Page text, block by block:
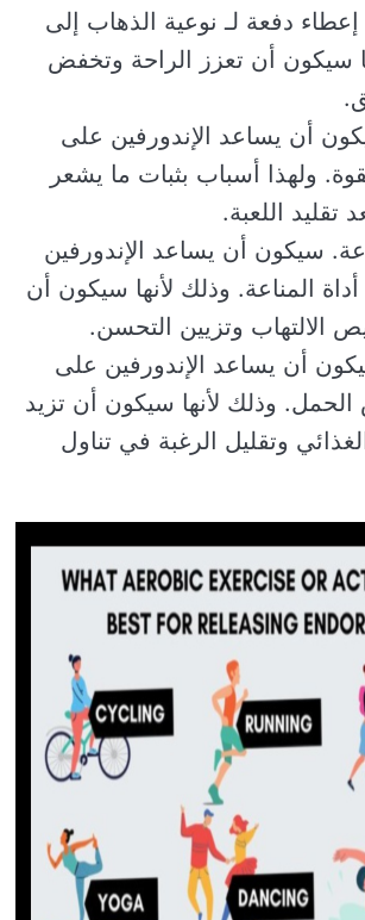
دفعة لـ نوعية الذهاب إلى
سيكون أن تعزز الراحة وتخفض
أن يساعد الإندورفين على
ولهذا أسباب بثبات ما يشعر
تقليد اللعبة.
سيكون أن يساعد الإندورفين
المناعة. وذلك لأنها سيكون أن
الالتهاب وتزيين التحسن.
أن يساعد الإندورفين على
وذلك لأنها سيكون أن تزيد
وتقليل الرغبة في تناول